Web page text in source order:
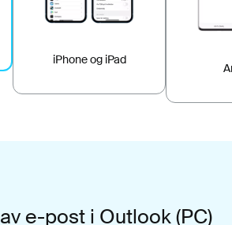
iPhone og iPad
e-post i Outlook (PC)